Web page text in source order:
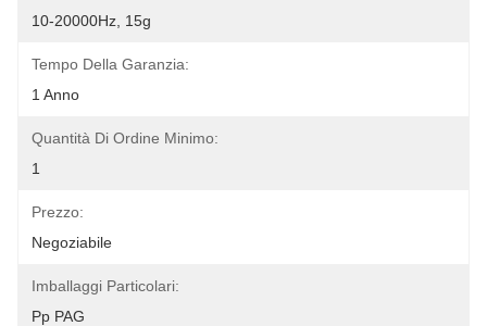
10-20000Hz, 15g
Tempo Della Garanzia:
1 Anno
Quantità Di Ordine Minimo:
1
Prezzo:
Negoziabile
Imballaggi Particolari:
Pp PAG